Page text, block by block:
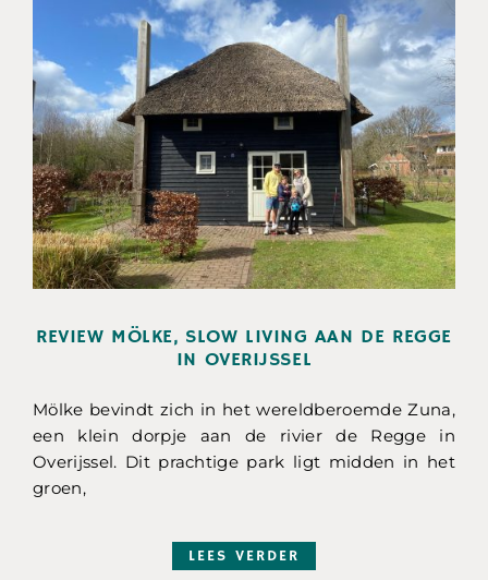
REVIEW MÖLKE, SLOW LIVING AAN DE REGGE
IN OVERIJSSEL
Mölke bevindt zich in het wereldberoemde Zuna,
een klein dorpje aan de rivier de Regge in
Overijssel. Dit prachtige park ligt midden in het
groen,
LEES VERDER